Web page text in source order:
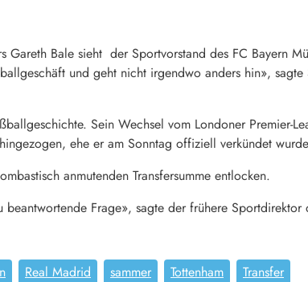
Gareth Bale sieht der Sportvorstand des FC Bayern
und geht nicht irgendwo anders hin»,
Sein Wechsel vom Londoner Premier-
ehe er am Sonntag offiziell verkündet
anmutenden Transfersumme entlocken.
Frage», sagte der frühere Sportdirektor
Real Madrid sammer Tottenham Transfer